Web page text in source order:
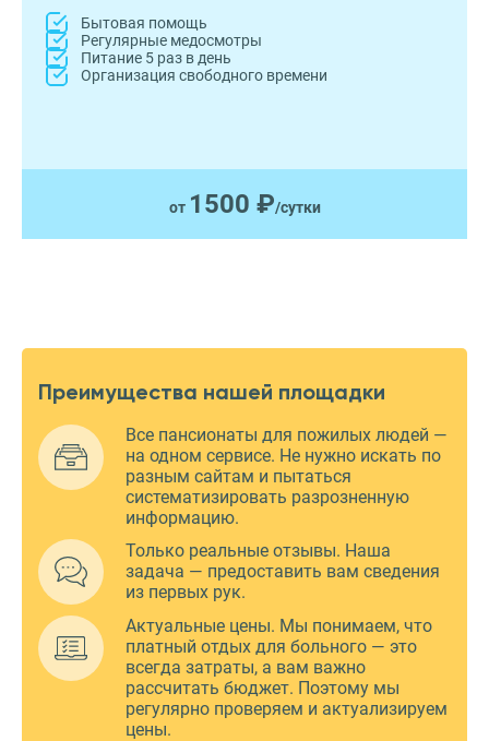
Бытовая помощь
Регулярные медосмотры
Питание 5 раз в день
Организация свободного времени
от 1500 ₽/сутки
Преимущества нашей площадки
Все пансионаты для пожилых людей —
на одном сервисе. Не нужно искать по
разным сайтам и пытаться
систематизировать разрозненную
информацию.
Только реальные отзывы. Наша
задача — предоставить вам сведения
из первых рук.
Актуальные цены. Мы понимаем, что
платный отдых для больного — это
всегда затраты, а вам важно
рассчитать бюджет. Поэтому мы
регулярно проверяем и актуализируем
цены.